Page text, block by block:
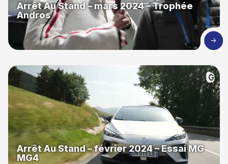
Arrêt Au Stand – mars 2024 – Trophée
Andros
Arrêt Au Stand – février 2024 – Essai MG
MG4